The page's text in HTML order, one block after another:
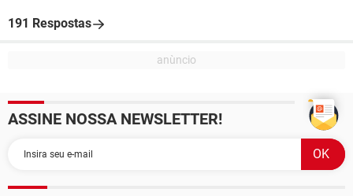
191 Respostas
ASSINE NOSSA NEWSLETTER!